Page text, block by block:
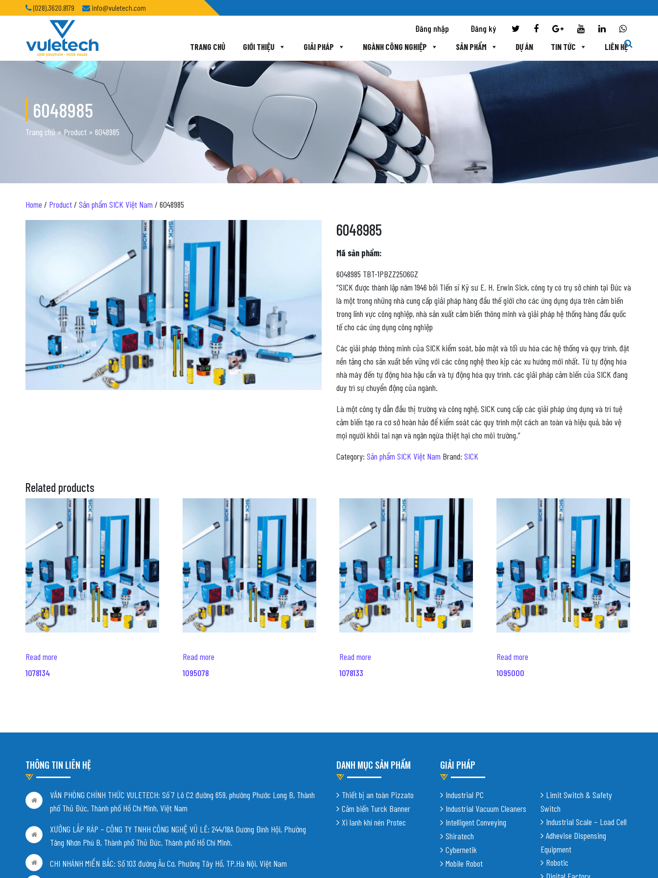
(028).3620.8179 info@vuletech.com
Đăng nhập Đăng ký
TRANG CHỦ GIỚI THIỆU GIẢI PHÁP NGÀNH CÔNG NGHIỆP SẢN PHẨM DỰ ÁN TIN TỨC LIÊN HỆ
6048985
Trang chủ» Product » 6048985
Home / Product/ Sản phẩm SICK Việt Nam / 6048985
6048985
Mã sản phẩm:
6048985 TBT-1PBZZ2506GZ
“SICK được thành lập năm 1946 bởi Tiến sĩ Kỹ sư E. H. Erwin Sick, công ty có trụ sở chính tại Đức và
là một trong những nhà cung cấp giải pháp hàng đầu thế giới cho các ứng dụng dựa trên cảm biến
trong lĩnh vực công nghiệp, nhà sản xuất cảm biến thông minh và giải pháp hệ thống hàng đầu quốc
tế cho các ứng dụng công nghiệp
Các giải pháp thông minh của SICK kiểm soát, bảo mật và tối ưu hóa các hệ thống và quy trình, đặt
nền tảng cho sản xuất bền vững với các công nghệ theo kịp các xu hướng mới nhất. Từ tự động hóa
nhà máy đến tự động hóa hậu cần và tự động hóa quy trình, các giải pháp cảm biến của SICK đang
duy trì sự chuyển động của ngành.
Là một công ty dẫn đầu thị trường và công nghệ, SICK cung cấp các giải pháp ứng dụng và trí tuệ
cảm biến tạo ra cơ sở hoàn hảo để kiểm soát các quy trình một cách an toàn và hiệu quả, bảo vệ
mọi người khỏi tai nạn và ngăn ngừa thiệt hại cho môi trường.”
Category: Sản phẩm SICK Việt Nam Brand: SICK
Related products
Read more
1078134
Read more
1095078
Read more
1078133
Read more
1095000
THÔNG TIN LIÊN HỆ
VĂN PHÒNG CHÍNH THỨC VULETECH: Số 7 Lô C2 đường 659, phường Phước Long B, Thành
phố Thủ Đức, Thành phố Hồ Chí Minh, Việt Nam
XƯỞNG LẮP RÁP – CÔNG TY TNHH CÔNG NGHỆ VŨ LÊ: 244/18A Dương Đình Hội, Phường
Tăng Nhơn Phú B, Thành phố Thủ Đức, Thành phố Hồ Chí Minh.
CHI NHÁNH MIỀN BẮC: Số 103 đường Âu Cơ, Phường Tây Hồ, TP.Hà Nội, Việt Nam
DANH MỤC SẢN PHẨM
Thiết bị an toàn Pizzato
Cảm biến Turck Banner
Xi lanh khí nén Protec
GIẢI PHÁP
Industrial PC
Industrial Vacuum Cleaners
Intelligent Conveying
Shiratech
Cybernetik
Mobile Robot
Limit Switch & Safety
Switch
Industrial Scale – Load Cell
Adhevise Dispensing
Equipment
Robotic